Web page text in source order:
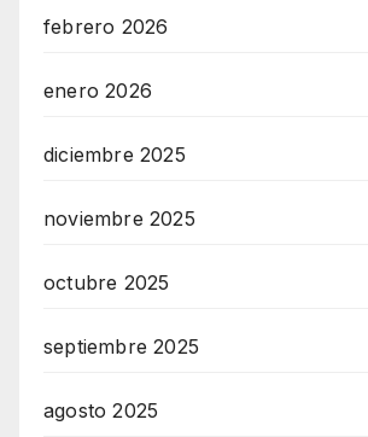
febrero 2026
enero 2026
diciembre 2025
noviembre 2025
octubre 2025
septiembre 2025
agosto 2025